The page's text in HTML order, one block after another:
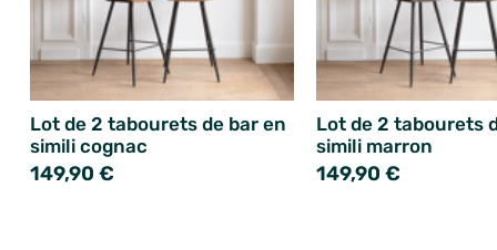
Lot de 2 tabourets de bar en
simili cognac
149,90 €
Lot de 2 tabourets
simili marron
149,90 €